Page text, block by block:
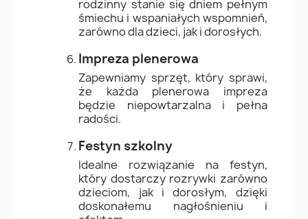
rodzinny stanie się dniem pełnym
śmiechu i wspaniałych wspomnień,
zarówno dla dzieci, jak i dorosłych.
Impreza plenerowa
Zapewniamy sprzęt, który sprawi,
że każda plenerowa impreza
będzie niepowtarzalna i pełna
radości.
Festyn szkolny
Idealne rozwiązanie na festyn,
który dostarczy rozrywki zarówno
dzieciom, jak i dorosłym, dzięki
doskonałemu nagłośnieniu i